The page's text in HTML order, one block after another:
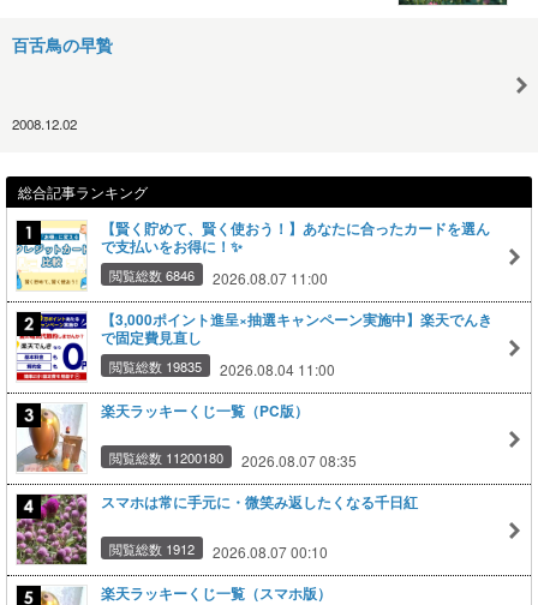
百舌鳥の早贄
2008.12.02
総合記事ランキング
【賢く貯めて、賢く使おう！】あなたに合ったカードを選ん
で支払いをお得に！✨
閲覧総数 6846 2026.08.07 11:00
【3,000ポイント進呈×抽選キャンペーン実施中】楽天でんき
で固定費見直し
閲覧総数 19835 2026.08.04 11:00
楽天ラッキーくじ一覧（PC版）
閲覧総数 11200180 2026.08.07 08:35
スマホは常に手元に・微笑み返したくなる千日紅
閲覧総数 1912 2026.08.07 00:10
楽天ラッキーくじ一覧（スマホ版）